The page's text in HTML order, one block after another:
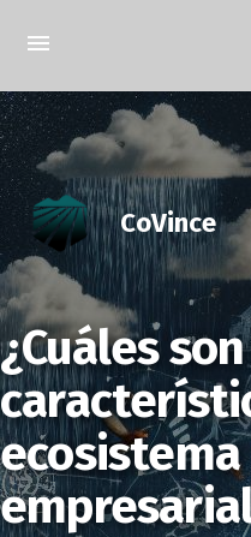
CoVince
¿Cuáles
ecosistema